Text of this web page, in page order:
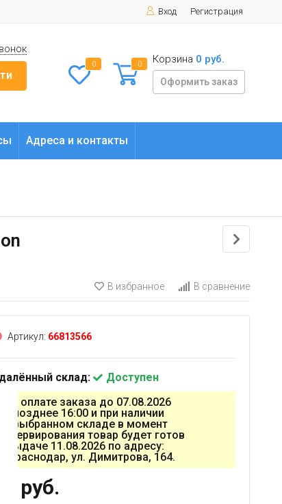
Вход Регистрация
0 0 Корзина 0 руб.
Оформить заказ
Адреса и контакты
В избранное В сравнение
Артикул: 66813566
склад:
Доступен
При оплате заказа до 07.08.2026
не позднее 16:00 и при наличии
на выбранном складе в момент
резервирования товар будет готов
к выдаче 11.08.2026 по адресу:
г. Краснодар, ул. Димитрова, 164.
62 руб.